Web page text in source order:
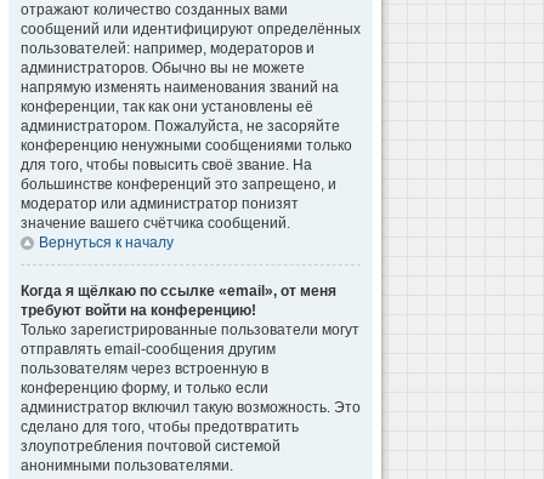
отражают количество созданных вами
сообщений или идентифицируют определённых
пользователей: например, модераторов и
администраторов. Обычно вы не можете
напрямую изменять наименования званий на
конференции, так как они установлены её
администратором. Пожалуйста, не засоряйте
конференцию ненужными сообщениями только
для того, чтобы повысить своё звание. На
большинстве конференций это запрещено, и
модератор или администратор понизят
значение вашего счётчика сообщений.
Вернуться к началу
Когда я щёлкаю по ссылке «email», от меня
требуют войти на конференцию!
Только зарегистрированные пользователи могут
отправлять email-сообщения другим
пользователям через встроенную в
конференцию форму, и только если
администратор включил такую возможность. Это
сделано для того, чтобы предотвратить
злоупотребления почтовой системой
анонимными пользователями.